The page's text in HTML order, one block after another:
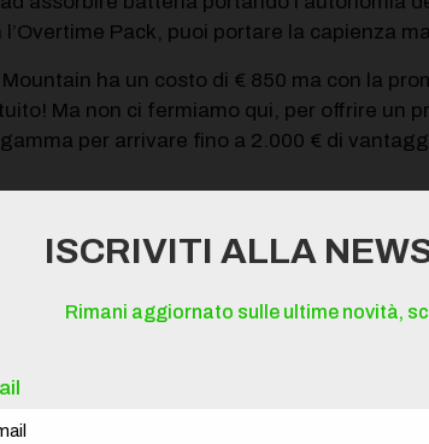
Pack, puoi portare la capienza
ha un costo di € 850 ma con la
Ma non ci fermiamo qui, per offrire un
per arrivare fino a 2.000 € di
Instinct Carbon 70 con Overtime pack
di sconto su
in
ISCRIVITI ALLA
Rimani aggiornato sulle ultime novità,